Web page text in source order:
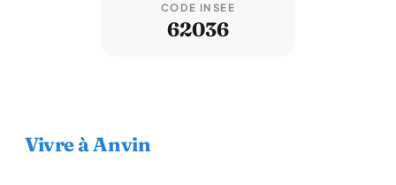
CODE INSEE
62036
Vivre à Anvin